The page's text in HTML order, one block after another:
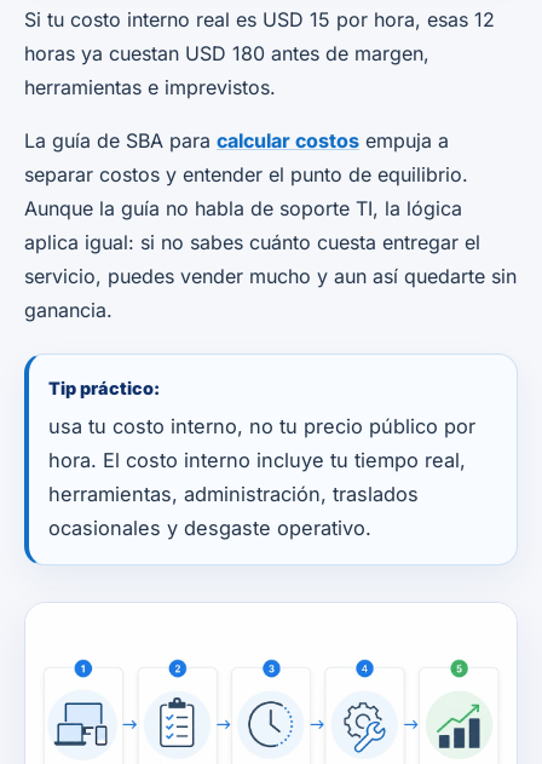
Si tu costo interno real es USD 15 por hora, esas 12
horas ya cuestan USD 180 antes de margen,
herramientas e imprevistos.
La guía de SBA para calcular costos empuja a
separar costos y entender el punto de equilibrio.
Aunque la guía no habla de soporte TI, la lógica
aplica igual: si no sabes cuánto cuesta entregar el
servicio, puedes vender mucho y aun así quedarte sin
ganancia.
Tip práctico:
usa tu costo interno, no tu precio público por
hora. El costo interno incluye tu tiempo real,
herramientas, administración, traslados
ocasionales y desgaste operativo.